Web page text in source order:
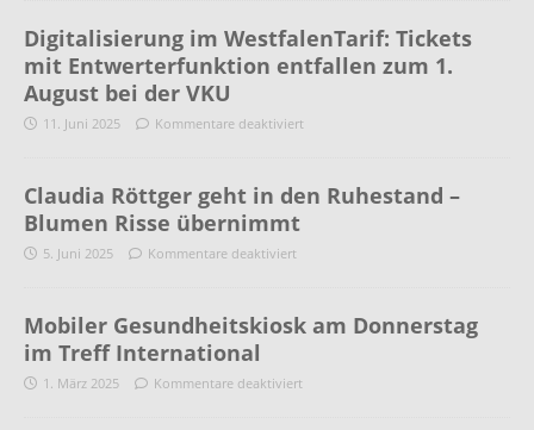
Digitalisierung im WestfalenTarif: Tickets
mit Entwerterfunktion entfallen zum 1.
August bei der VKU
11. Juni 2025 Kommentare deaktiviert
Claudia Röttger geht in den Ruhestand –
Blumen Risse übernimmt
5. Juni 2025 Kommentare deaktiviert
Mobiler Gesundheitskiosk am Donnerstag
im Treff International
1. März 2025 Kommentare deaktiviert